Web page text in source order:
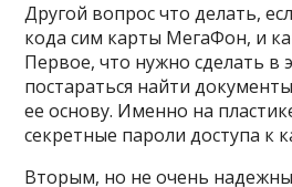
Другой вопрос что делать,
кода сим карты МегаФон, и
Первое, что нужно сделать в
постараться найти
ее основу. Именно на
секретные пароли доступа к
Вторым, но не очень